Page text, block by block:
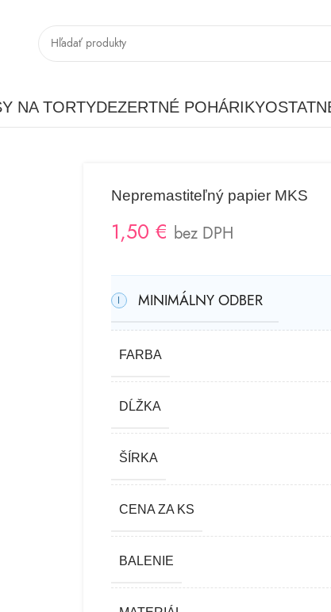
NA TORTYDEZERTNÉ POHÁRIKY
Nepremastiteľný papier MKS
1,50 € bez DPH
MINIMÁLNY ODBER
FARBA
DĹŽKA
ŠÍRKA
CENA ZA KS
BALENIE